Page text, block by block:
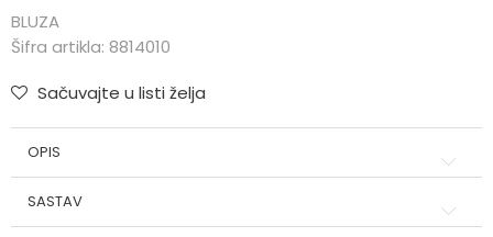
BLUZA
Šifra artikla: 8814010
Sačuvajte u listi želja
OPIS
SASTAV